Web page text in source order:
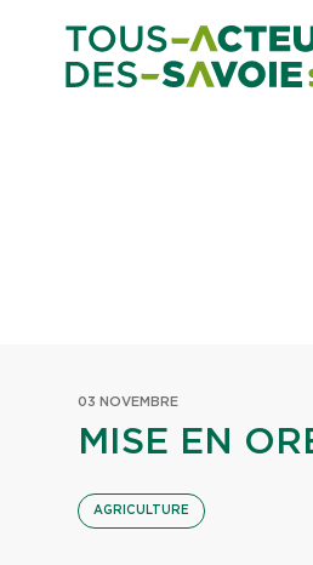
03 NOVEMBRE
MISE EN
AGRICULTURE